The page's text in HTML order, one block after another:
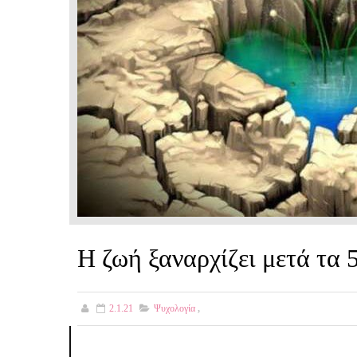
Η ζωή ξαναρχίζει μετά τα
2.1.21 Ψυχολογία ,